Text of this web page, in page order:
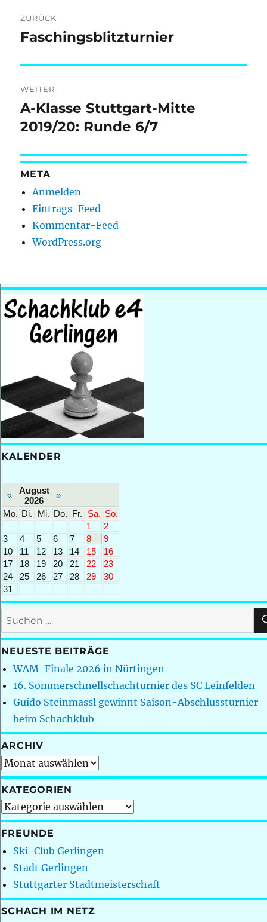
ZURÜCK
Vorheriger
Faschingsblitzturnier
WEITER
Nächster
Beitrag:
A-Klasse Stuttgart-Mitte
2019/20: Runde 6/7
META
Anmelden
Eintrags-Feed
Kommentar-Feed
WordPress.org
KALENDER
«
August
2026
»
Mo. Di. Mi. Do. Fr. Sa. So.
1
2
3
4 5 6 7 8
9
10
11 12 13 14 15
16
17
18 19 20 21 22
23
24
25 26 27 28 29
30
31
Suchen
nach:
NEUESTE BEITRÄGE
WAM-Finale 2026 in Nürtingen
16. Sommerschnellschachturnier des SC Leinfelden
Guido Steinmassl gewinnt Saison-Abschlussturnier
beim Schachklub
ARCHIV
Archiv
KATEGORIEN
Kategorien
FREUNDE
Ski-Club Gerlingen
Stadt Gerlingen
Stuttgarter Stadtmeisterschaft
SCHACH IM NETZ